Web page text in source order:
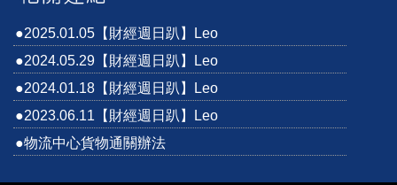
●2025.01.05【財經週日趴】Leo
●2024.05.29【財經週日趴】Leo
●2024.01.18【財經週日趴】Leo
●2023.06.11【財經週日趴】Leo
●物流中心貨物通關辦法